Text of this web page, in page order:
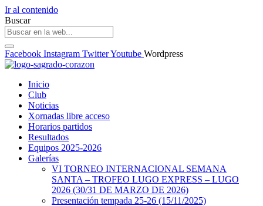
Ir al contenido
Buscar
Facebook Instagram TwitterYoutube Wordpress
Inicio
Club
Noticias
Xornadas libre acceso
Horarios partidos
Resultados
Equipos 2025-2026
Galerías
VI TORNEO INTERNACIONAL SEMANA
SANTA – TROFEO LUGO EXPRESS – LUGO
2026 (30/31 DE MARZO DE 2026)
Presentación tempada 25-26 (15/11/2025)